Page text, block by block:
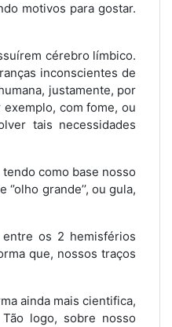
motivos para gostar.
cérebro límbico.
inconscientes de
justamente, por
com fome, ou
tais necessidades
como base nosso
grande’’, ou gula,
os 2 hemisférios
que, nossos traços
ainda mais cientifica,
logo, sobre nosso